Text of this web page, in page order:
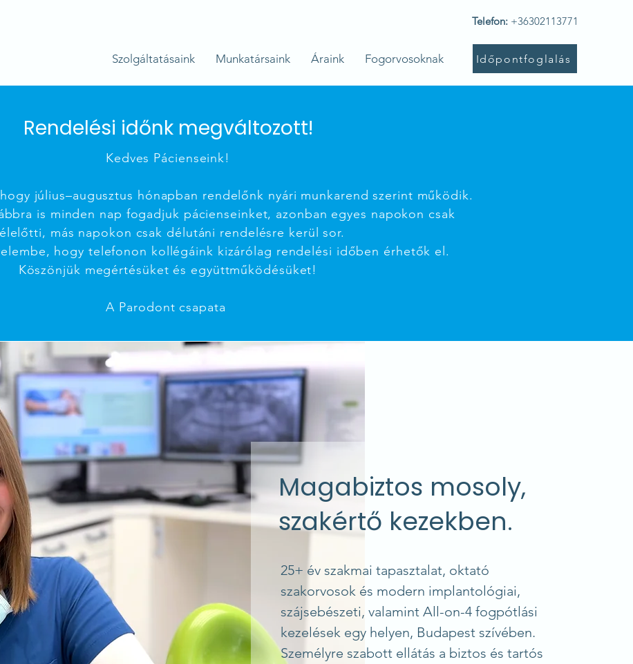
Telefon: +36302113771
Szolgáltatásaink Munkatársaink Áraink Fogorvosoknak Időpontfoglalás
Rendelési időnk megváltozott!
Kedves Pácienseink!
július–augusztus hónapban rendelőnk nyári munkarend szerint működik.
is minden nap fogadjuk pácienseinket, azonban egyes napokon csak
más napokon csak délutáni rendelésre kerül sor.
hogy telefonon kollégáink kizárólag rendelési időben érhetők el.
Köszönjük megértésüket és együttműködésüket!
A Parodont csapata
Magabiztos mosoly,
szakértő kezekben.
25+ év szakmai tapasztalat, oktató
szakorvosok és modern implantológiai,
szájsebészeti, valamint All-on-4 fogpótlási
kezelések egy helyen, Budapest szívében.
Személyre szabott ellátás a biztos és tartós